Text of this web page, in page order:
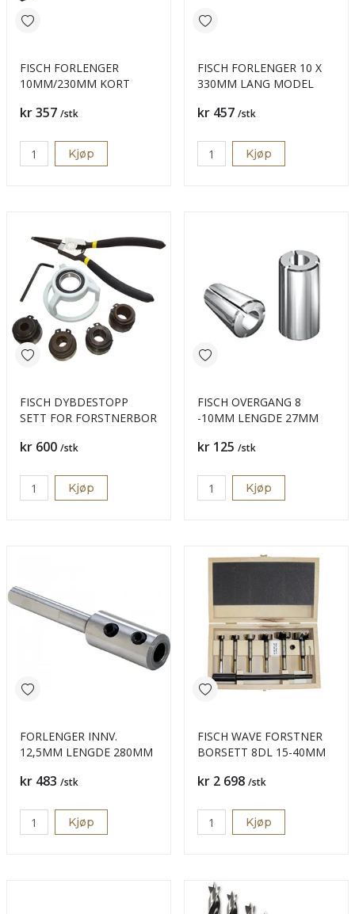
FISCH FORLENGER
10MM/230MM KORT
Pris
kr 357 /stk
Kjøp
FISCH FORLENGER 10 X
330MM LANG MODEL
Pris
kr 457 /stk
Kjøp
FISCH DYBDESTOPP
SETT FOR FORSTNERBOR
Pris
kr 600 /stk
Kjøp
FISCH OVERGANG 8
-10MM LENGDE 27MM
Pris
kr 125 /stk
Kjøp
FORLENGER INNV. 
12,5MM LENGDE 280MM
Pris
kr 483 /stk
Kjøp
FISCH WAVE FORSTNER
BORSETT 8DL 15-40MM
Pris
kr 2 698 /stk
Kjøp